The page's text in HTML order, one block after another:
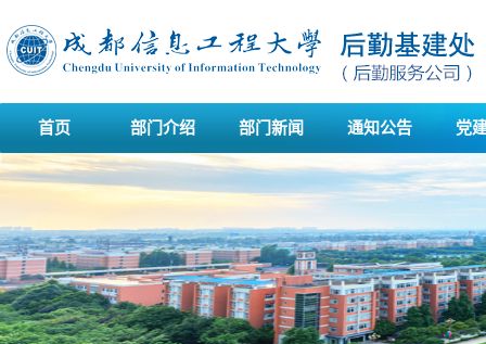
首页 部门介绍 部门新闻 通知公告 党